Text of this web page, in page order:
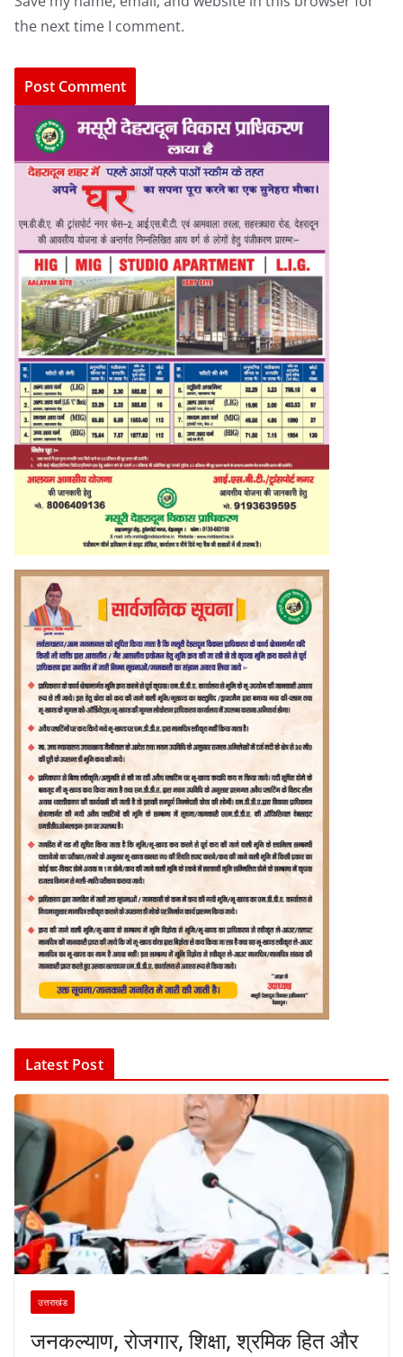
the next time I comment.
Latest Post
उत्तराखंड
जनकल्याण, रोजगार, शिक्षा, श्रमिक हित और